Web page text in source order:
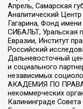
Апрель, Самарская
Аналитический
Гагарина, Фонд
СИБАЛЬТ, Уральская
Евразии, Институт
Российский
Дальневосточный
и социального
независимых
АКАДЕМИЯ ПО
некоммерческих
Калининграде